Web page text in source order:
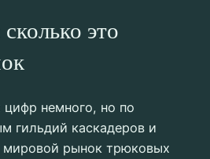
это
немного, но по
гильдий каскадеров и
рынок трюковых